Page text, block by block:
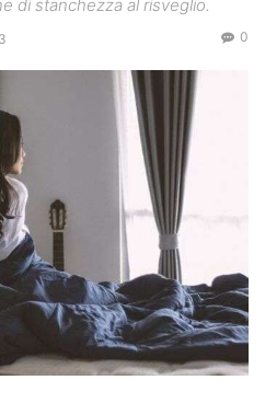
di stanchezza al risveglio.
0